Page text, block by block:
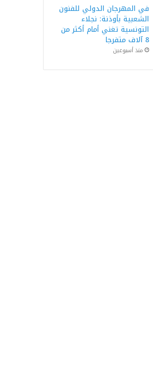
في المهرجان الدولي للفنون
الشعبية بأوذنة: نجلاء
التونسية تغني أمام أكثر من
8 آلاف متفرجا
منذ أسبوعين